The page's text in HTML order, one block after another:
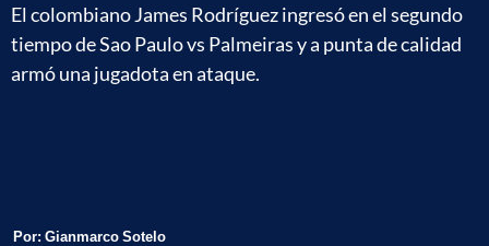
El colombiano James Rodríguez ingresó en el segundo
tiempo de Sao Paulo vs Palmeiras y a punta de calidad
armó una jugadota en ataque.
Por: Gianmarco Sotelo